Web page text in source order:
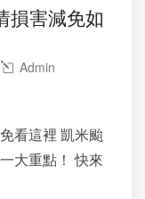
損害減免如
Admin
看這裡 凱米颱
大重點！ 快來